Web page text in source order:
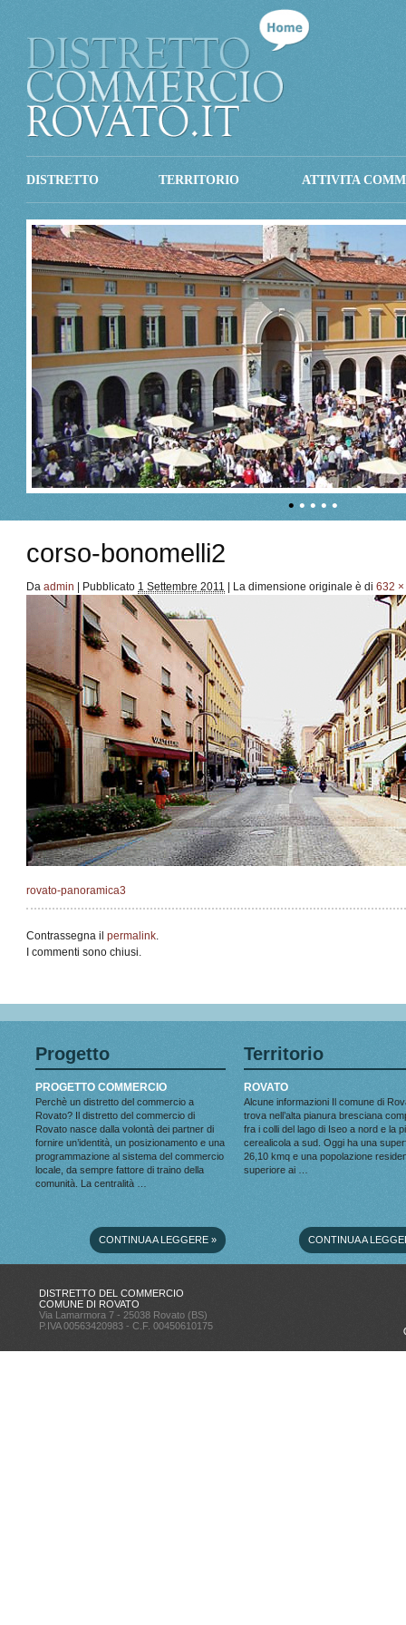
DISTRETTO TERRITORIO ATTIVITA
• • • • •
corso-bonomelli2
Da admin Pubblicato 1 Settembre 2011 La dimensione originale è di 632
rovato-panoramica3
Contrassegna il permalink.
I commenti sono chiusi.
Progetto
PROGETTO COMMERCIO
Perchè un distretto del commercio a
Rovato? Il distretto del commercio di
Rovato nasce dalla volontà dei partner di
fornire un’identità, un posizionamento e una
programmazione al sistema del commercio
locale, da sempre fattore di traino della
comunità. La centralità …
CONTINUA A LEGGERE »
Territorio
ROVATO
Alcune informazioni Il comune di
trova nell’alta pianura bresciana
fra i colli del lago di Iseo a nord e la
cerealicola a sud. Oggi ha una
26,10 kmq e una popolazione
superiore ai …
CONTINUA A
DISTRETTO DEL COMMERCIO
COMUNE DI ROVATO
Via Lamarmora 7 - 25038 Rovato (BS)
P.IVA 00563420983 - C.F. 00450610175